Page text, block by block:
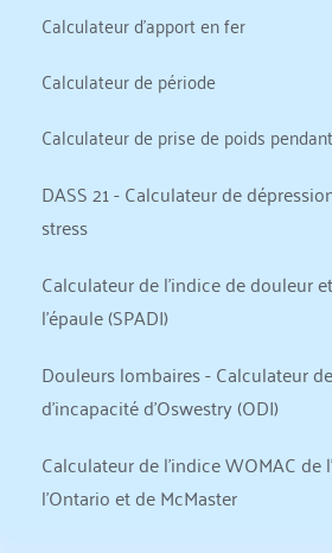
Calculateur d'apport en fer
Calculateur de période
Calculateur de prise de poids
DASS 21 - Calculateur de
stress
Calculateur de l'indice de douleur
l'épaule (SPADI)
Douleurs lombaires - Calculateur
d'incapacité d'Oswestry (ODI)
Calculateur de l'indice WOMAC de
l'Ontario et de McMaster